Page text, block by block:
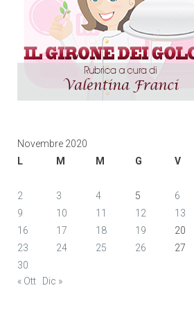
Novembre 2020
L
M M G V
2
3 4 5 6
9
10 11 12 13
16
17 18 19 20
23
24 25 26 27
30
« Ott
Dic »